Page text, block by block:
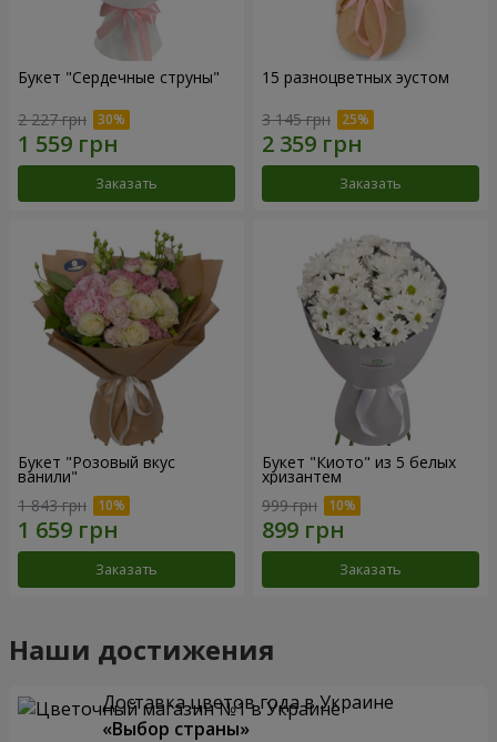
Букет "Сердечные струны"
2 227 грн
Заказать
15 разноцветных эустом
3 145 грн
Заказать
Букет "Розовый вкус
ванили"
1 843 грн
Заказать
Букет "Киото" из 5 белых
хризантем
999 грн
Заказать
Наши достижения
Доставка цветов года в Украине
«Выбор страны»